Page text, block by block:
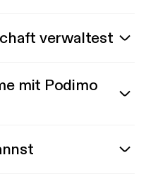
verwaltest
mit Podimo